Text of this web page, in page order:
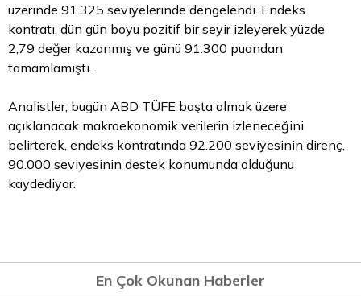
üzerinde 91.325 seviyelerinde dengelendi. Endeks
kontratı, dün gün boyu pozitif bir seyir izleyerek yüzde
2,79 değer kazanmış ve günü 91.300 puandan
tamamlamıştı.
Analistler, bugün ABD TÜFE başta olmak üzere
açıklanacak makroekonomik verilerin izleneceğini
belirterek, endeks kontratında 92.200 seviyesinin direnç,
90.000 seviyesinin destek konumunda olduğunu
kaydediyor.
En Çok Okunan Haberler